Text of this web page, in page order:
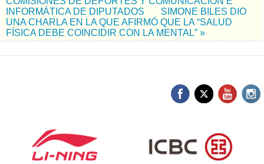
INFORMÁTICA DE DIPUTADOS
SIMONE BILES DIO
UNA CHARLA EN LA QUE AFIRMÓ QUE LA “SALUD
FÍSICA DEBE COINCIDIR CON LA MENTAL” »